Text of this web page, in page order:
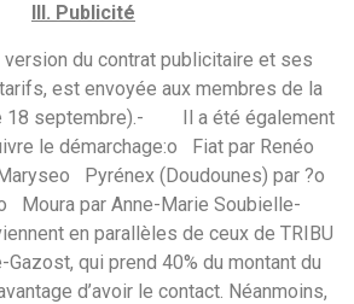
III. Publicité
du contrat publicitaire et ses
est envoyée aux membres de la
18 septembre).- Il a été également
le démarchage:o Fiat par Renéo
Pyrénex (Doudounes) par ?o
Moura par Anne-Marie Soubielle-
en parallèles de ceux de TRIBU
Gazost, qui prend 40% du montant du
d’avoir le contact. Néanmoins,